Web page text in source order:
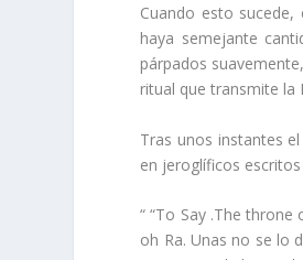
Cuando esto
haya semejante
párpados
ritual que transmite la
Tras unos instantes
en jeroglíficos
“ “To Say .The
oh Ra. Unas no se lo